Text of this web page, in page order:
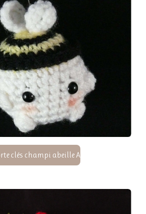
clés champi abeille A